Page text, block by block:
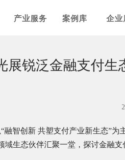
产业服务 案例库 企业
展锐泛金融支付生
智创新 共塑支付产业新生态”为
域生态伙伴汇聚一堂，探讨金融支